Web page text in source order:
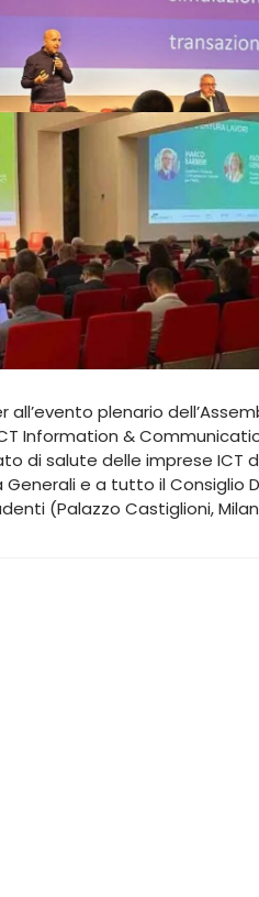
plenario
Information &
di salute delle imprese ICT
Generali e a tutto il Consiglio
(Palazzo Castiglioni,